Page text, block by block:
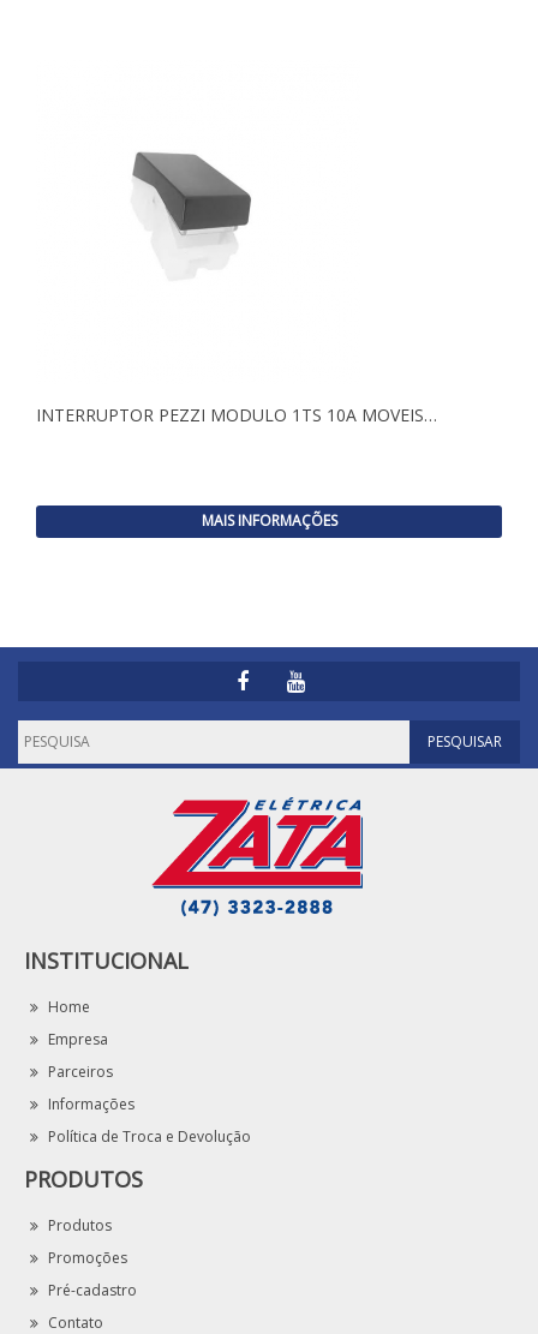
INTERRUPTOR PEZZI MODULO 1TS 10A MOVEIS…
MAIS INFORMAÇÕES
INSTITUCIONAL
Home
Empresa
Parceiros
Informações
Política de Troca e Devolução
PRODUTOS
Produtos
Promoções
Pré-cadastro
Contato